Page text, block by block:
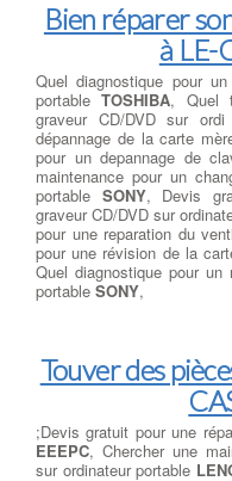
Bien réparer
à LE-
Quel diagnostique pour
portableTOSHIBA, Quel
graveur CD/DVD sur ordi
dépannage de la carte
pour un depannage de
maintenance pour un
portable SONY, Devis
graveur CD/DVD sur
pour une reparation du
pour une révision de la
Quel diagnostique pour
portable SONY,
Touver des
;Devis gratuit pour une
EEEPC, Chercher une
sur ordinateur portable